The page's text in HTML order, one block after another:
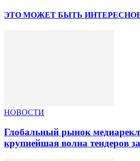
ЭТО МОЖЕТ БЫТЬ ИНТЕРЕСНО
НОВОСТИ
Глобальный рынок
крупнейшая волна тендеров